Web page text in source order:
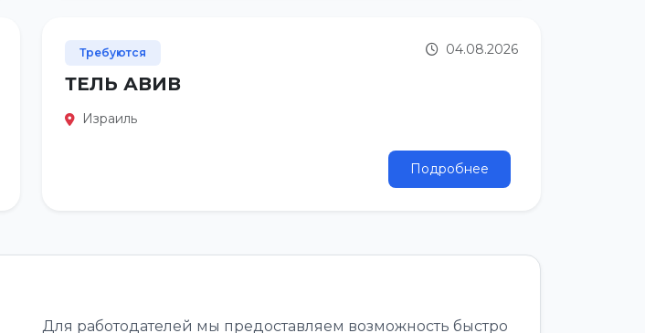
Требуются 04.08.2026
ТЕЛЬ АВИВ
Израиль
Подробнее
Для работодателей мы предоставляем возможность быстро